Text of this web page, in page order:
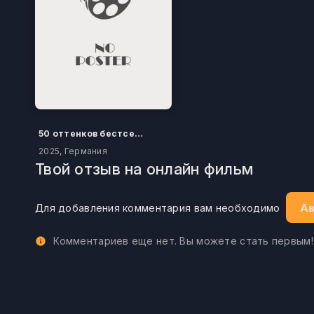
50 оттенков бестселлера
2025, Германия
Твой отзыв на онлайн фильм
Для добавления комментария вам необходимо
Комментариев еще нет. Вы можете стать первым!